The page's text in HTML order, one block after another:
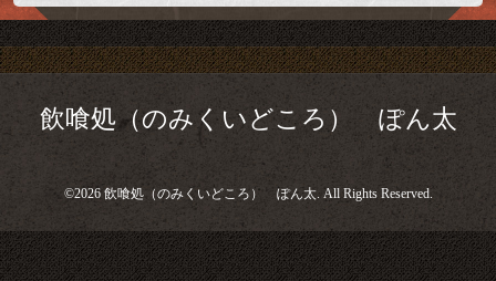
飲喰処（のみくいどころ） ぽん太
©2026 飲喰処（のみくいどころ） ぽん太. All Rights Reserved.